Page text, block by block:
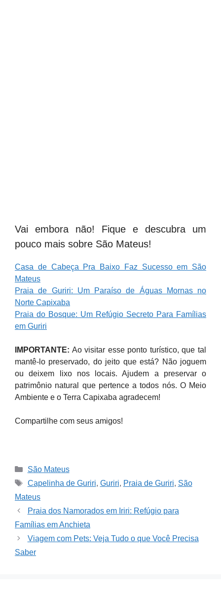
Vai embora não! Fique e descubra um
pouco mais sobre São Mateus!
Casa de Cabeça Pra Baixo Faz Sucesso em São
Mateus
Praia de Guriri: Um Paraíso de Águas Mornas no
Norte Capixaba
Praia do Bosque: Um Refúgio Secreto Para Famílias
em Guriri
IMPORTANTE: Ao visitar esse ponto turístico, que tal
mantê-lo preservado, do jeito que está? Não joguem
ou deixem lixo nos locais. Ajudem a preservar o
patrimônio natural que pertence a todos nós. O Meio
Ambiente e o Terra Capixaba agradecem!
Compartilhe com seus amigos!
Categories
São Mateus
Tags
Capelinha de Guriri, Guriri, Praia de Guriri, São
Mateus
Praia dos Namorados em Iriri: Refúgio para
Famílias em Anchieta
Viagem com Pets: Veja Tudo o que Você Precisa
Saber